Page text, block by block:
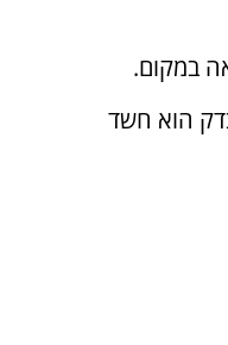
הוא חשד